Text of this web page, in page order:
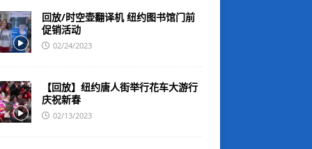
回放/时空壶翻译机 纽约图书馆门前
促销活动
02/24/2023
【回放】纽约唐人街举行花车大游行
庆祝新春
02/13/2023